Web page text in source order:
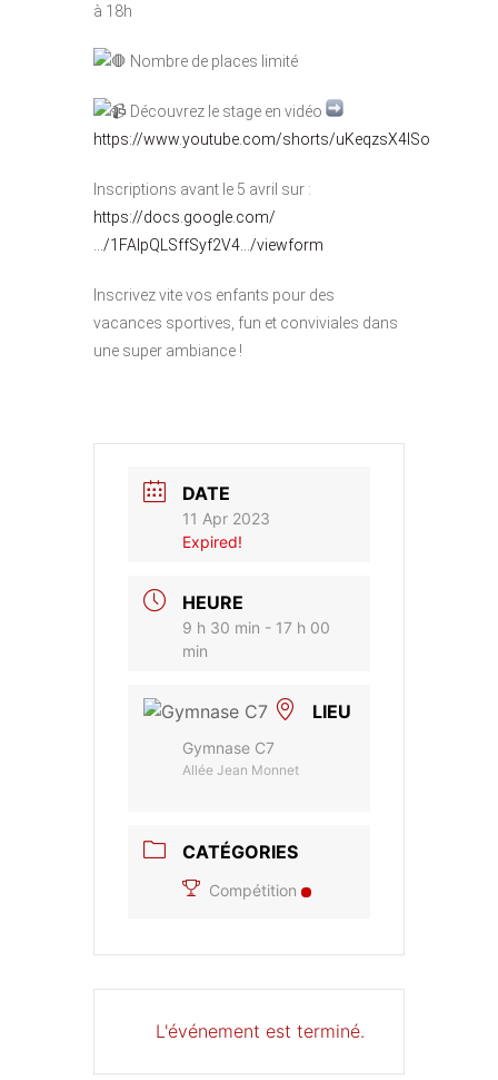
à 18h
Nombre de places limité
Découvrez le stage en vidéo
https://www.youtube.com/shorts/uKeqzsX4lSo
Inscriptions avant le 5 avril sur :
https://docs.google.com/
…/1FAIpQLSffSyf2V4…/viewform
Inscrivez vite vos enfants pour des
vacances sportives, fun et conviviales dans
une super ambiance !
DATE
11 Apr 2023
Expired!
HEURE
9 h 30 min - 17 h 00
min
LIEU
Gymnase C7
Allée Jean Monnet
CATÉGORIES
Compétition
L'événement est terminé.